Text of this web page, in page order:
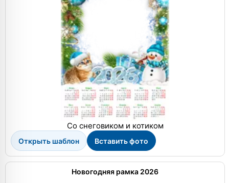
Со снеговиком и котиком
Открыть шаблон Вставить фото
Новогодняя рамка 2026